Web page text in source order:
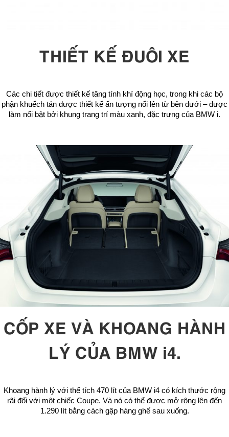
THIẾT KẾ ĐUÔI XE
Các chi tiết được thiết kế tăng tính khí động học, trong khi các bộ
phận khuếch tán được thiết kế ấn tượng nổi lên từ bên dưới – được
làm nổi bật bởi khung trang trí màu xanh, đặc trưng của BMW i.
CỐP XE VÀ KHOANG HÀNH
LÝ CỦA BMW i4.
Khoang hành lý với thể tích 470 lít của BMW i4 có kích thước rộng
rãi đối với một chiếc Coupe. Và nó có thể được mở rộng lên đến
1.290 lít bằng cách gập hàng ghế sau xuống.